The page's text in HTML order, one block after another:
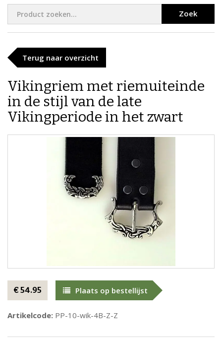
Zoek
Terug naar overzicht
Vikingriem met riemuiteinde
in de stijl van de late
Vikingperiode in het zwart
€ 54.95 Plaats op bestellijst
Artikelcode: PP-10-wik-4B-Z-Z